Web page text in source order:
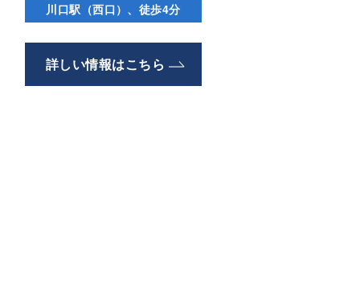
川口駅（西口）、徒歩4分
詳しい情報はこちら